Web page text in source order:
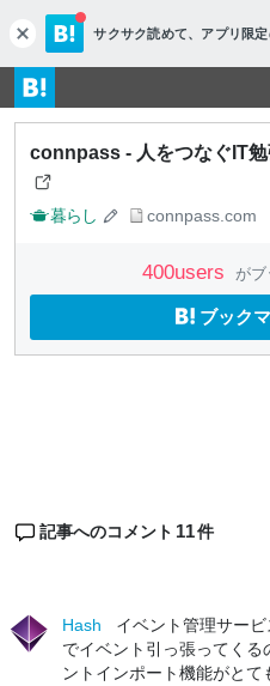
c
l
o
s
e
サクサク読めて、 アプリ限定
connpass - 人をつなぐIT
暮らし connpass.com
400users がブ
ブック
記事へのコメント 11件
Hash
イベント管理サー
でイベント引っ張ってく
ントインポート機能がと